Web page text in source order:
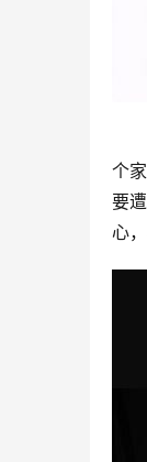
地漏是一个排水器具，主要作用就是排水、过滤、防虫、防臭、防病毒、防返
个
要
心